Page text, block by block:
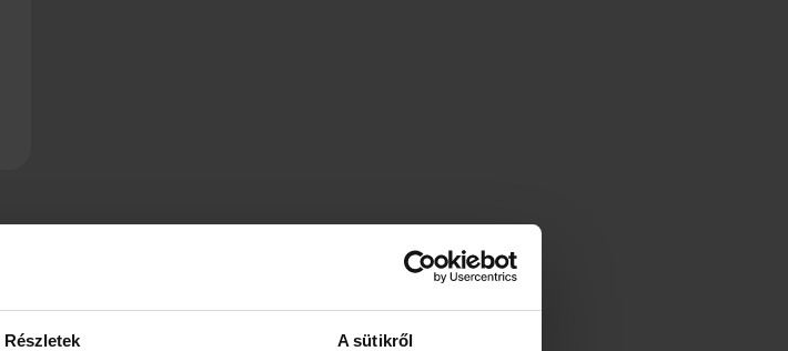
Részletek A sütikről